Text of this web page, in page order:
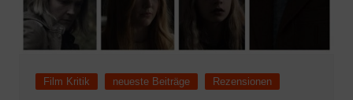
Film Kritik neueste Beiträge Rezensionen